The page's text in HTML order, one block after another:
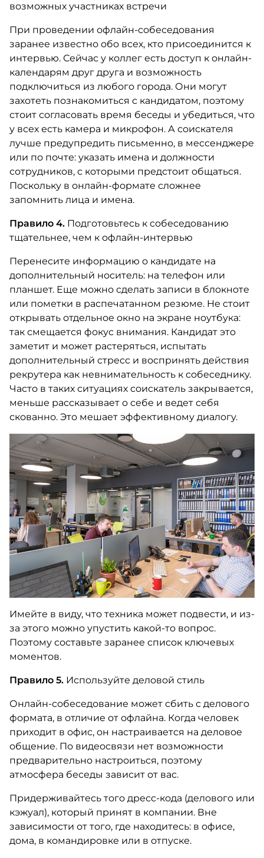
возможных участниках встречи
При проведении офлайн-собеседования
заранее известно обо всех, кто присоединится к
интервью. Сейчас у коллег есть доступ к онлайн-
календарям друг друга и возможность
подключиться из любого города. Они могут
захотеть познакомиться с кандидатом, поэтому
стоит согласовать время беседы и убедиться, что
у всех есть камера и микрофон. А соискателя
лучше предупредить письменно, в мессенджере
или по почте: указать имена и должности
сотрудников, с которыми предстоит общаться.
Поскольку в онлайн-формате сложнее
запомнить лица и имена.
Правило 4. Подготовьтесь к собеседованию
тщательнее, чем к офлайн-интервью
Перенесите информацию о кандидате на
дополнительный носитель: на телефон или
планшет. Еще можно сделать записи в блокноте
или пометки в распечатанном резюме. Не стоит
открывать отдельное окно на экране ноутбука:
так смещается фокус внимания. Кандидат это
заметит и может растеряться, испытать
дополнительный стресс и воспринять действия
рекрутера как невнимательность к собеседнику.
Часто в таких ситуациях соискатель закрывается,
меньше рассказывает о себе и ведет себя
скованно. Это мешает эффективному диалогу.
Имейте в виду, что техника может подвести, и из-
за этого можно упустить какой-то вопрос.
Поэтому составьте заранее список ключевых
моментов.
Правило 5. Используйте деловой стиль
Онлайн-собеседование может сбить с делового
формата, в отличие от офлайна. Когда человек
приходит в офис, он настраивается на деловое
общение. По видеосвязи нет возможности
предварительно настроиться, поэтому
атмосфера беседы зависит от вас.
Придерживайтесь того дресс-кода (делового или
кэжуал), который принят в компании. Вне
зависимости от того, где находитесь: в офисе,
дома, в командировке или в отпуске.